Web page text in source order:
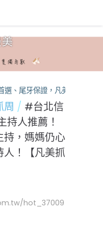
方案 預約檔期
、尾牙保證，凡美，您的活動
周
#台北信
人推薦！
，媽媽仍心
人！【凡美抓
hot_37009